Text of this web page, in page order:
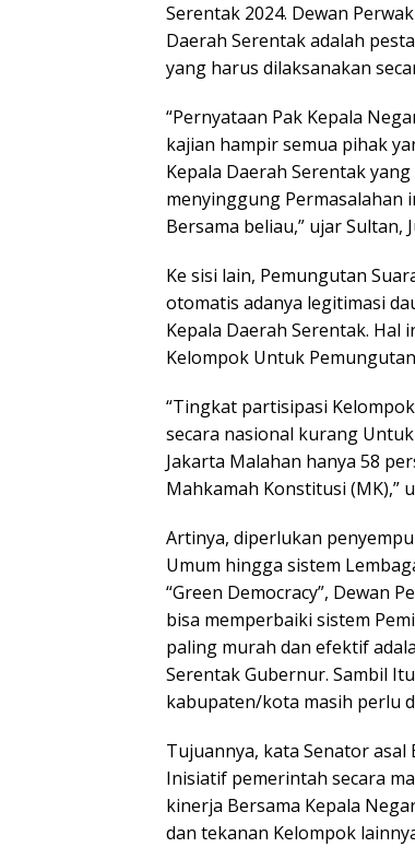
Serentak 2024. Dewan
Daerah Serentak adalah
yang harus dilaksanakan
“Pernyataan Pak Kepala
kajian hampir semua pihak
Kepala Daerah Serentak
menyinggung Permasalahan
Bersama beliau,” ujar Sultan,
Ke sisi lain, Pemungutan
otomatis adanya legitimasi
Kepala Daerah Serentak.
Kelompok Untuk
“Tingkat partisipasi
secara nasional kurang
Jakarta Malahan hanya 58
Mahkamah Konstitusi (MK),”
Artinya, diperlukan
Umum hingga sistem
“Green Democracy”, Dewan
bisa memperbaiki sistem
paling murah dan efektif
Serentak Gubernur. Sambil
kabupaten/kota masih perlu
Tujuannya, kata Senator
Inisiatif pemerintah secara
kinerja Bersama Kepala
dan tekanan Kelompok